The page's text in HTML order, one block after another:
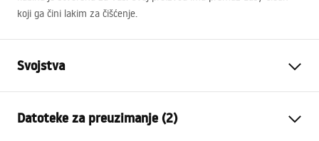
koji ga čini lakim za čišćenje.
Svojstva
Boja
Black
Datoteke za preuzimanje (2)